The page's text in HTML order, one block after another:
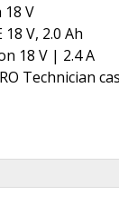
V
V, 2.0 Ah
18 V | 2.4 A
Technician